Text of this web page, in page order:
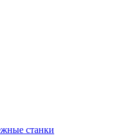
станки